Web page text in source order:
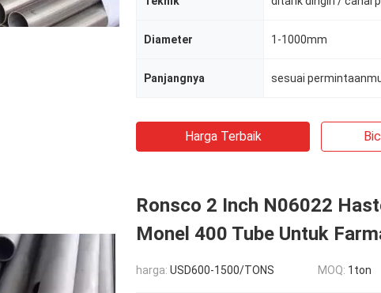
Diameter 1-1000mm
Panjangnya sesuai
Harga Terbaik
Ronsco 2 Inch N06022
Monel 400 Tube Untuk
harga: USD600-1500/TONS MOQ: 1ton